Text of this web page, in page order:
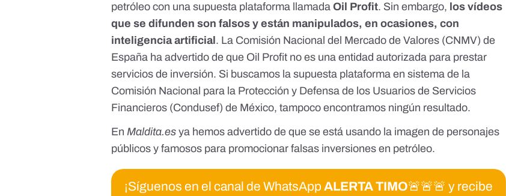
petróleo con una supuesta plataforma llamadaOil Profit. Sin embargo, los vídeos
que se difunden son falsos y están manipulados, en ocasiones, con
inteligencia artificial . La Comisión Nacional del Mercado de Valores (CNMV) de
España ha advertido de que Oil Profit no es una entidad autorizada para prestar
servicios de inversión. Si buscamos la supuesta plataforma ensistema de la
Comisión Nacional para la Protección y Defensa de los Usuarios de Servicios
Financieros (Condusef) de México, tampoco encontramos ningún resultado.
EnMaldita.esya hemos advertido de que se está usando la imagen de personajes
públicos y famosos para promocionar falsas inversiones en petróleo.
¡Síguenos en el canal de WhatsAppALERTA TIMO🚨🚨🚨 y recibe